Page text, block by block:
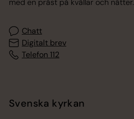
med en präst på kvällar och nätter.
Chatt
Digitalt brev
Telefon 112
Svenska kyrkan